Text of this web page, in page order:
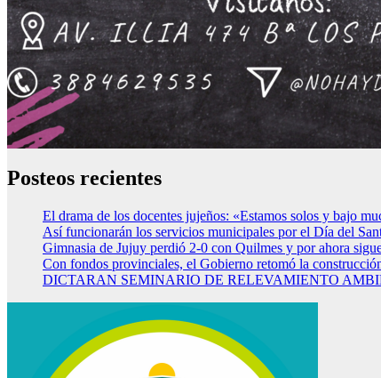
Posteos recientes
El drama de los docentes jujeños: «Estamos solos y bajo
Así funcionarán los servicios municipales por el Día del
Gimnasia de Jujuy perdió 2-0 con Quilmes y por ahora
Con fondos provinciales, el Gobierno retomó la
DICTARAN SEMINARIO DE RELEVAMIENTO